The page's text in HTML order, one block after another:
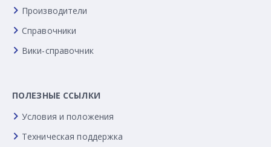
Производители
Справочники
Вики-справочник
ПОЛЕЗНЫЕ ССЫЛКИ
Условия и положения
Техническая поддержка